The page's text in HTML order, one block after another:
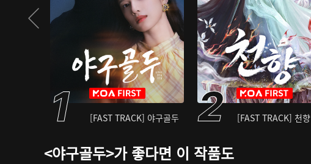
[FAST TRACK] 야구골두 [FAST TRACK] 천향
<야구골두>가 좋다면 이 작품도